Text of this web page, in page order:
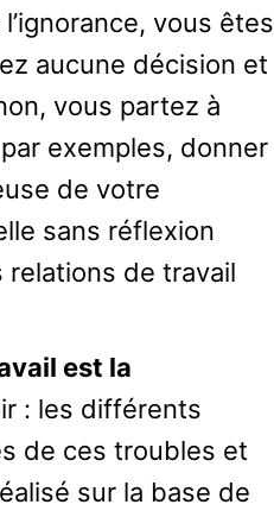
l’ignorance, vous êtes
aucune décision et
vous partez à
exemples, donner
de votre
sans réflexion
relations de travail
est la
: les différents
de ces troubles et
sur la base de